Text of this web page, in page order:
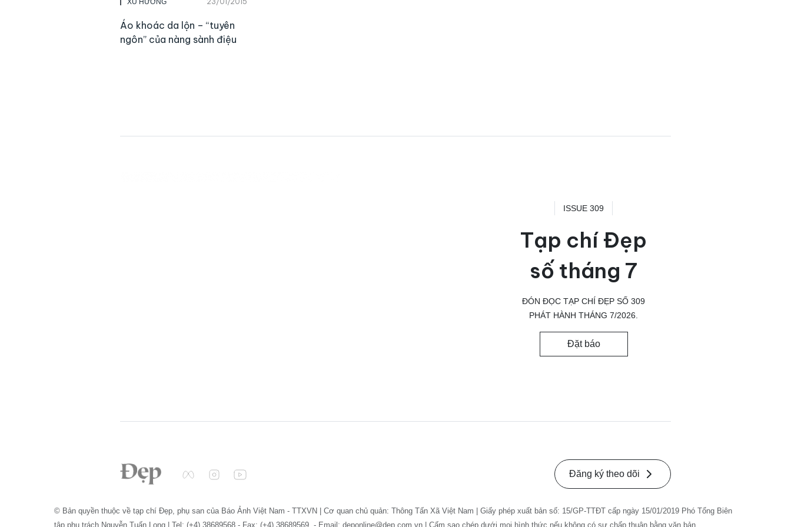
Áo khoác da lộn – “tuyên
ngôn” của nàng sành điệu
ISSUE 309
Tạp chí Đẹp
số tháng 7
ĐÓN ĐỌC TẠP CHÍ ĐẸP SỐ 309
PHÁT HÀNH THÁNG 7/2026.
Đặt báo
Đăng ký theo dõi
© Bản quyền thuộc về tạp chí Đẹp, phụ san của Báo Ảnh Việt Nam - TTXVN | Cơ quan chủ quản: Thông Tấn Xã Việt Nam | Giấy phép xuất bản số: 15/GP-TTĐT cấp ngày 15/01/2019 Phó Tổng Biên
tập phụ trách Nguyễn Tuấn Long | Tel: (+4) 38689568 - Fax: (+4) 38689569. - Email: deponline@dep.com.vn | Cấm sao chép dưới mọi hình thức nếu không có sự chấp thuận bằng văn bản